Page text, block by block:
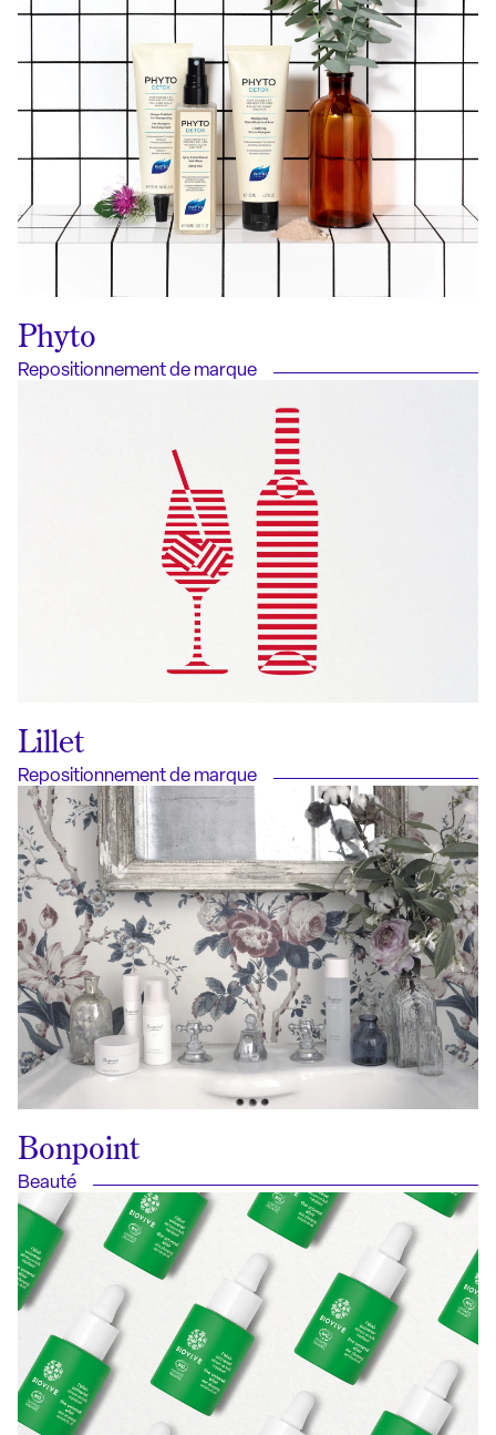
Phyto
Repositionnement de marque
Lillet
Repositionnement de marque
Bonpoint
Beauté